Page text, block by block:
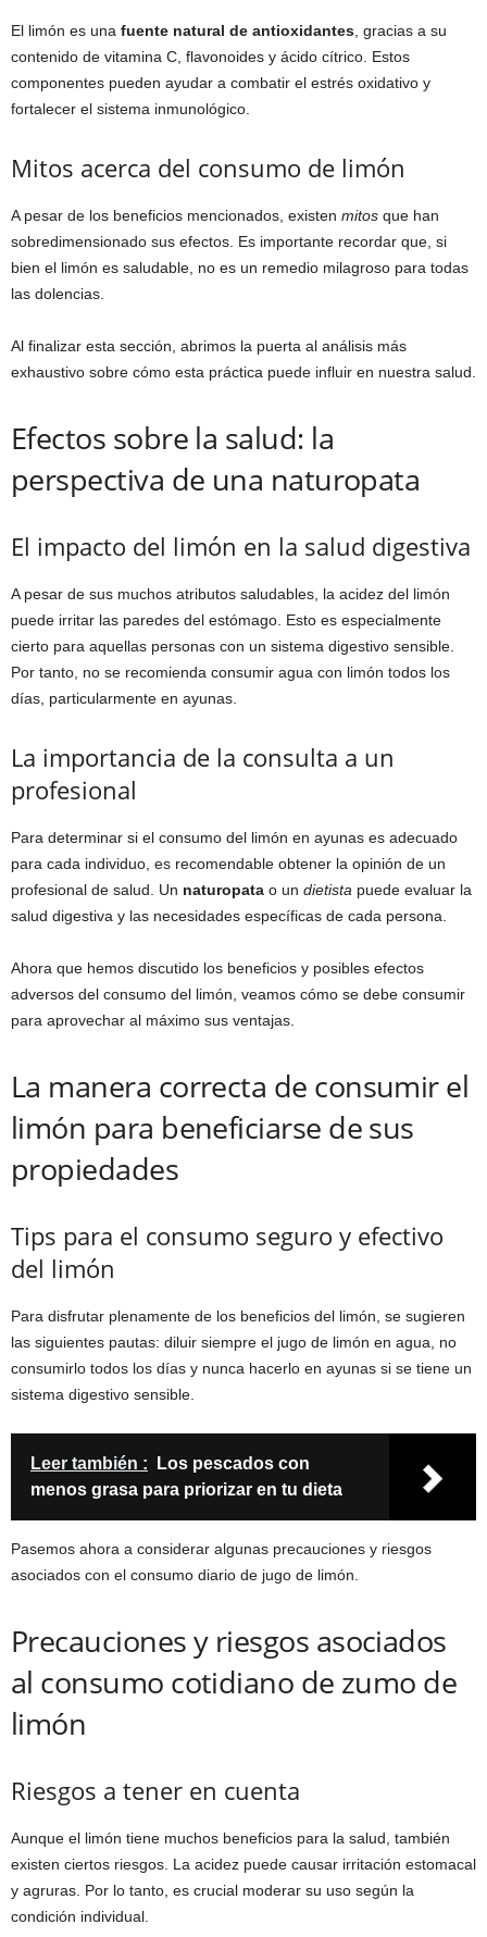
El limón es una fuente natural de antioxidantes , gracias a su
contenido de vitamina C, flavonoides y ácido cítrico. Estos
componentes pueden ayudar a combatir el estrés oxidativo y
fortalecer el sistema inmunológico.
Mitos acerca del consumo de limón
A pesar de los beneficios mencionados, existen mitos que han
sobredimensionado sus efectos. Es importante recordar que, si
bien el limón es saludable, no es un remedio milagroso para todas
las dolencias.
Al finalizar esta sección, abrimos la puerta al análisis más
exhaustivo sobre cómo esta práctica puede influir en nuestra salud.
Efectos sobre la salud: la
perspectiva de una naturopata
El impacto del limón en la salud digestiva
A pesar de sus muchos atributos saludables, la acidez del limón
puede irritar las paredes del estómago. Esto es especialmente
cierto para aquellas personas con un sistema digestivo sensible.
Por tanto, no se recomienda consumir agua con limón todos los
días, particularmente en ayunas.
La importancia de la consulta a un
profesional
Para determinar si el consumo del limón en ayunas es adecuado
para cada individuo, es recomendable obtener la opinión de un
profesional de salud. Un naturopata o un dietista puede evaluar la
salud digestiva y las necesidades específicas de cada persona.
Ahora que hemos discutido los beneficios y posibles efectos
adversos del consumo del limón, veamos cómo se debe consumir
para aprovechar al máximo sus ventajas.
La manera correcta de consumir el
limón para beneficiarse de sus
propiedades
Tips para el consumo seguro y efectivo
del limón
Para disfrutar plenamente de los beneficios del limón, se sugieren
las siguientes pautas: diluir siempre el jugo de limón en agua, no
consumirlo todos los días y nunca hacerlo en ayunas si se tiene un
sistema digestivo sensible.
Leer también :
Los pescados con
menos grasa para priorizar en tu dieta
Pasemos ahora a considerar algunas precauciones y riesgos
asociados con el consumo diario de jugo de limón.
Precauciones y riesgos asociados
al consumo cotidiano de zumo de
limón
Riesgos a tener en cuenta
Aunque el limón tiene muchos beneficios para la salud, también
existen ciertos riesgos. La acidez puede causar irritación estomacal
y agruras. Por lo tanto, es crucial moderar su uso según la
condición individual.